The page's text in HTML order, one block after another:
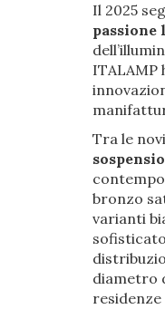
Il 2025
passione
ITALAMP
Tra le
bronzo
varianti
diametro